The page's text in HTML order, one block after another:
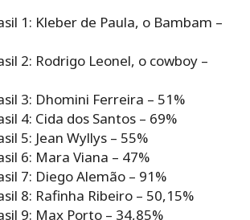
1: Kleber de Paula, o Bambam –
2: Rodrigo Leonel, o cowboy –
3: Dhomini Ferreira – 51%
4: Cida dos Santos – 69%
5: Jean Wyllys – 55%
6: Mara Viana – 47%
7: Diego Alemão – 91%
8: Rafinha Ribeiro – 50,15%
9: Max Porto – 34,85%